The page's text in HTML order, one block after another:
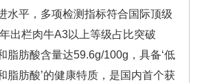
水平，多项检测指标符合国际顶级
出栏肉牛A3以上等级占比突破
脂肪酸含量达59.6g/100g，具备‘低
脂肪酸’的健康特质，是国内首个获